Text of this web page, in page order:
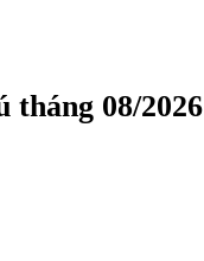
tháng 08/2026